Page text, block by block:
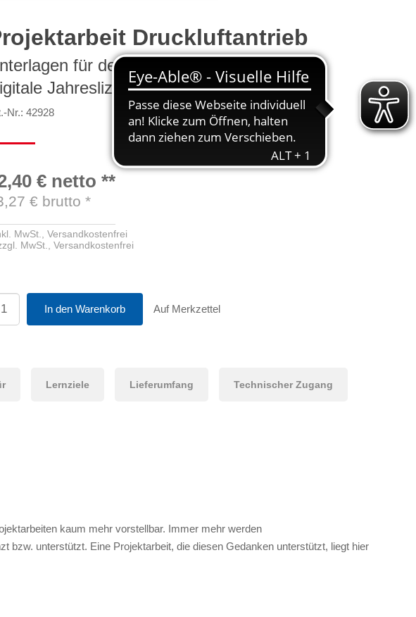
Druckluftantrieb
für den Auszubildenden
Jahreslizenz
Nr.: 42928
€ netto **
€ brutto *
MwSt.,Versandkostenfrei
MwSt.,Versandkostenfrei
In den Warenkorb Auf Merkzettel
Lernziele Lieferumfang Technischer Zugang
kaum mehr vorstellbar. Immer mehr werden
bzw. unterstützt. Eine Projektarbeit, die diesen Gedanken unterstützt, liegt hier